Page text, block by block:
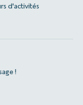
d'activités
!